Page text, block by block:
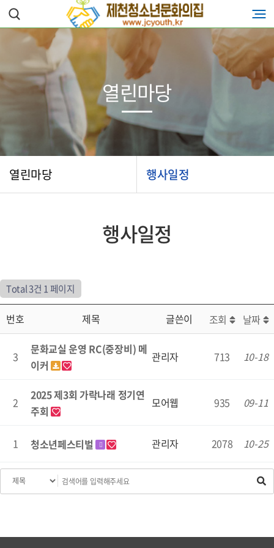
열린마당 행사일정
열린마당
행사일정
Total 3건 1 페이지
번호 제목 글쓴이 조회 날짜
3
문화교실 운영 RC(중장비) 메
이커
관리자 713 10-18
2
2025 제3회 가락나래 정기연
주회
모어웹 935 09-11
1 청소년페스티벌 관리자 2078 10-25